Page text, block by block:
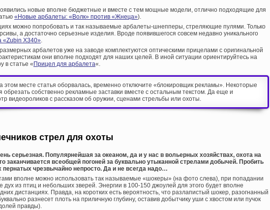
новые вполне бюджетные и вместе с тем мощные модели, отлично подходящие для
«Новые арбалеты: «Волк» против «Жнеца»).
можно попробовать и так называемые арбалеты-шнепперы, стреляющие пулями. Только
а достаточно серьезные изделия. Вроде появившегося совсем недавно уникального
«Zubin X340»
арбалетов уже на заводе комплектуются оптическими прицелами с оригинальной
они вполне подходят для наших целей. В иной ситуации ориентируйтесь на
в статье «Прицел для арбалета«.
этом месте статья оборвалась, временно отключите «блокировщик рекламы». Некоторые
обрезать собственно рекламные заставки вместе с остальным текстом. Да еще и
видеороликов с рассказом об оружии, сценами стрельбы или охоты.
стрел для охоты
серьезная. Популярнейшая за океаном, да и у нас в вольерных хозяйствах, охота на
заканчивается всеобщей погоней за буквально утыканной стрелами добычей. Пробить
пернатых чрезвычайно непросто. Да и не всегда надо…
вполне можно использовать так называемые «шокеры» (на фото слева), при попадании
из птиц и небольших зверей. Энергии в 100-150 джоулей для этого будет вполне
дистанциях. Правда, на коротких есть вероятность, что разлапистый шокер, разогнанный
разнесет плоть на приличную глубину, оставив добытчику уши с хвостом или пучок
правды).